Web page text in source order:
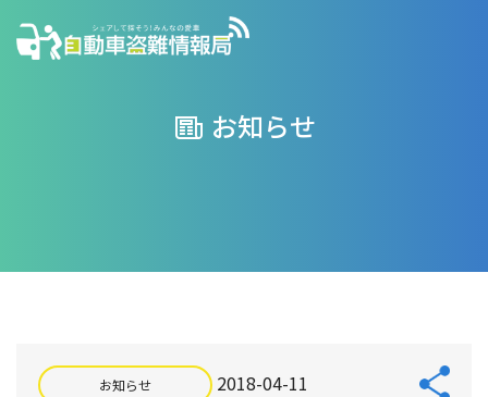
お知らせ
お知らせ 2018-04-11